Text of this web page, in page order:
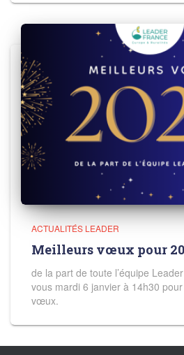
ACTUALITÉS LEADER
Meilleurs vœux pour
de la part de toute l’équipe
vous mardi 6 janvier à 14h30
vœux.